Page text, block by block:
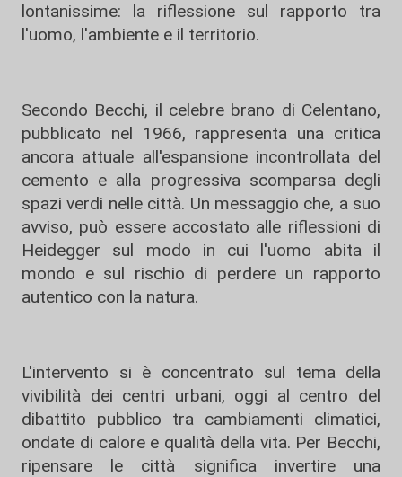
lontanissime: la riflessione sul rapporto tra
l'uomo, l'ambiente e il territorio.
Secondo Becchi, il celebre brano di Celentano,
pubblicato nel 1966, rappresenta una critica
ancora attuale all'espansione incontrollata del
cemento e alla progressiva scomparsa degli
spazi verdi nelle città. Un messaggio che, a suo
avviso, può essere accostato alle riflessioni di
Heidegger sul modo in cui l'uomo abita il
mondo e sul rischio di perdere un rapporto
autentico con la natura.
L'intervento si è concentrato sul tema della
vivibilità dei centri urbani, oggi al centro del
dibattito pubblico tra cambiamenti climatici,
ondate di calore e qualità della vita. Per Becchi,
ripensare le città significa invertire una